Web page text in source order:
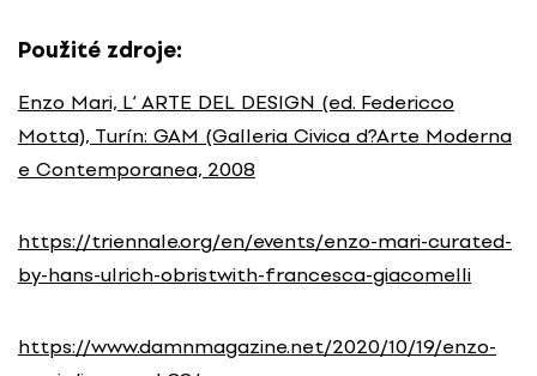
Použité zdroje:
Enzo Mari, L‘ ARTE DEL DESIGN (ed. Federicco
Motta), Turín: GAM (Galleria Civica d?Arte Moderna
e Contemporanea, 2008
https://triennale.org/en/events/enzo-mari-curated-
by-hans-ulrich-obristwith-francesca-giacomelli
https://www.damnmagazine.net/2020/10/19/enzo-